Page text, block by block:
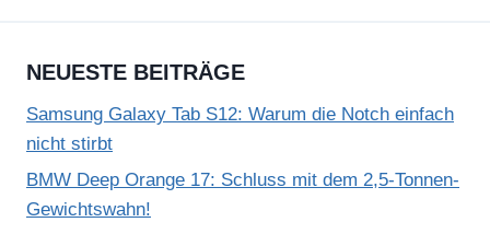
NEUESTE BEITRÄGE
Samsung Galaxy Tab S12: Warum die Notch einfach
nicht stirbt
BMW Deep Orange 17: Schluss mit dem 2,5-Tonnen-
Gewichtswahn!